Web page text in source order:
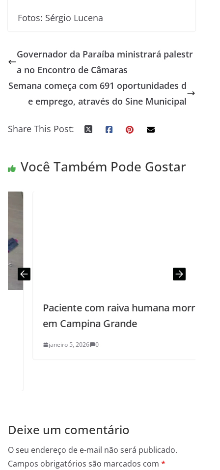
Fotos: Sérgio Lucena
Governador da Paraíba ministrará palestr
a no Encontro de Câmaras
Semana começa com 691 oportunidades d
e emprego, através do Sine Municipal
Share This Post:
Você Também Pode Gostar
Paciente com raiva humana morre
em Campina Grande
janeiro 5, 2026 0
Deixe um comentário
O seu endereço de e-mail não será publicado.
Campos obrigatórios são marcados com *